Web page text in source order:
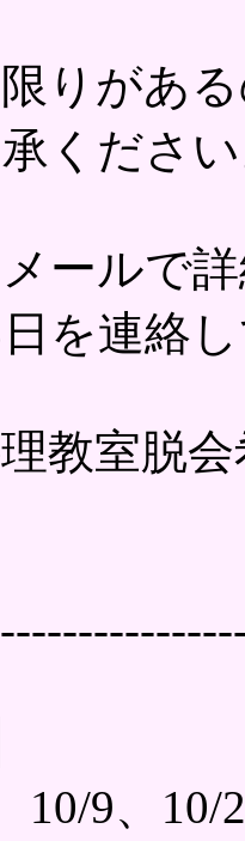
りがあ
くださ
ールで
を連絡
教室脱
10/9、10/